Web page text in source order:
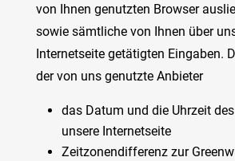
von Ihnen genutzten Browser
sowie sämtliche von Ihnen über
Internetseite getätigten Eingaben.
der von uns genutzte Anbieter
das Datum und die Uhrzeit
unsere Internetseite
Zeitzonendifferenz zur